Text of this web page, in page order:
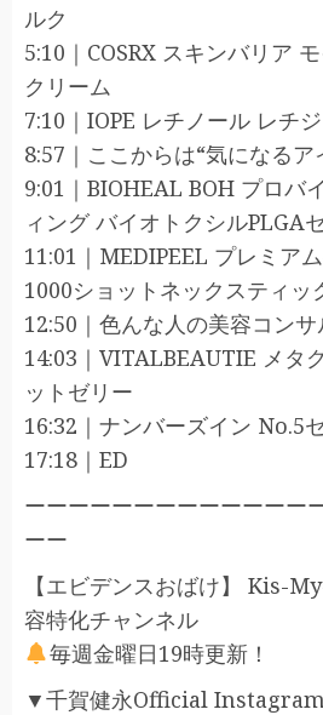
ルク
5:10｜COSRX スキンバリア
クリーム
7:10｜IOPE レチノール レチ
8:57｜ここからは“気になるア
9:01｜BIOHEAL BOH プロバ
ィング バイオトクシルPLGA
11:01｜MEDIPEEL プレミア
1000ショットネックスティッ
12:50｜色んな人の美容コンサ
14:03｜VITALBEAUTIE メタ
ットゼリー
16:32｜ナンバーズイン No.5
17:18｜ED
ーーーーーーーーーーーーー
ーー
【エビデンスおばけ】 Kis-
容特化チャンネル
毎週金曜日19時更新！
▼千賀健永Official